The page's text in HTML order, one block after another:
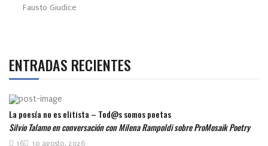
Fausto Giudice
ENTRADAS RECIENTES
La poesía no es elitista – Tod@s somos poetas
Silvio Talamo en conversación con Milena Rampoldi sobre ProMosaik Poetry
10 agosto, 2026
16